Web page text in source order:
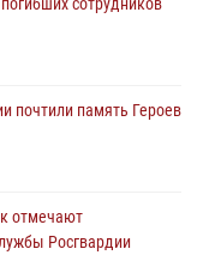
провели
почтили память Героев
отмечают
Росгвардии